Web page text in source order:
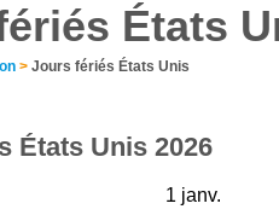
États
> Jours fériés États Unis
États Unis 2026
1 janv.